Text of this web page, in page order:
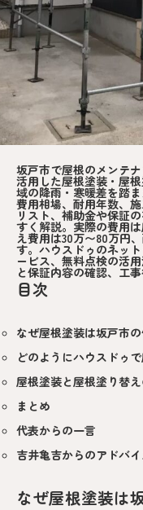
坂戸市で屋根のメンテ
活用した屋根塗装・屋
域の降雨・寒暖差を踏
費用相場、耐用年数、
リスト、補助金や保証
すく解説。実際の費用
え費用は30万〜80万円
す。ハウスドゥのネッ
ービス、無料点検の活
と保証内容の確認、工
目次
なぜ屋根塗装は坂戸市
どのようにハウスドゥ
屋根塗装と屋根塗り替
まとめ
代表からの一言
吉井亀吉からのアドバ
なぜ屋根塗装は